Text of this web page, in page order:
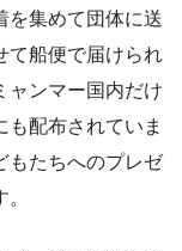
を集めて団体に送
て船便で届けられ
ャンマー国内だけ
配布されていま
もたちへのプレゼ